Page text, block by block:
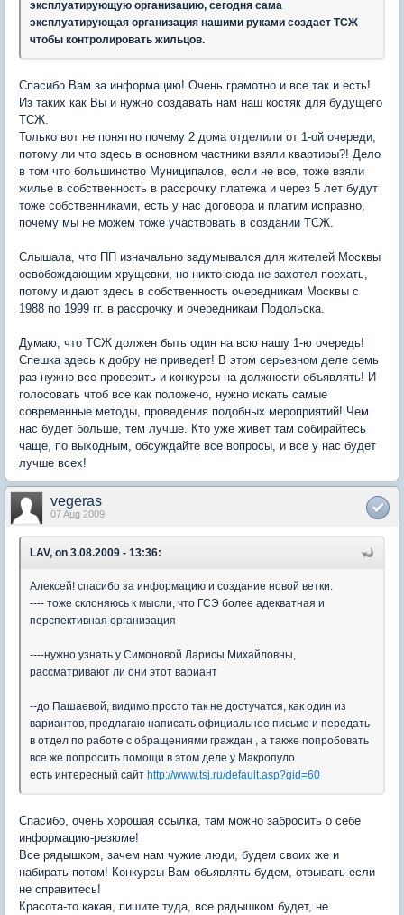
эксплуатирующую организацию, сегодня сама
эксплуатирующая организация нашими руками создает ТСЖ
чтобы контролировать жильцов.
Спасибо Вам за информацию! Очень грамотно и все так и есть!
Из таких как Вы и нужно создавать нам наш костяк для будущего
ТСЖ.
Только вот не понятно почему 2 дома отделили от 1-ой очереди,
потому ли что здесь в основном частники взяли квартиры?! Дело
в том что большинство Муниципалов, если не все, тоже взяли
жилье в собственность в рассрочку платежа и через 5 лет будут
тоже собственниками, есть у нас договора и платим исправно,
почему мы не можем тоже участвовать в создании ТСЖ.
Слышала, что ПП изначально задумывался для жителей Москвы
освобождающим хрущевки, но никто сюда не захотел поехать,
потому и дают здесь в собственность очередникам Москвы с
1988 по 1999 гг. в рассрочку и очередникам Подольска.
Думаю, что ТСЖ должен быть один на всю нашу 1-ю очередь!
Спешка здесь к добру не приведет! В этом серьезном деле семь
раз нужно все проверить и конкурсы на должности объявлять! И
голосовать чтоб все как положено, нужно искать самые
современные методы, проведения подобных мероприятий! Чем
нас будет больше, тем лучше. Кто уже живет там собирайтесь
чаще, по выходным, обсуждайте все вопросы, и все у нас будет
лучше всех!
vegeras
07 Aug 2009
LAV, on 3.08.2009 - 13:36:
Алексей! спасибо за информацию и создание новой ветки.
---- тоже склоняюсь к мысли, что ГСЭ более адекватная и
перспективная организация
----нужно узнать у Симоновой Ларисы Михайловны,
рассматривают ли они этот вариант
--до Пашаевой, видимо.просто так не достучатся, как один из
вариантов, предлагаю написать официальное письмо и передать
в отдел по работе с обращениями граждан , а также попробовать
все же попросить помощи в этом деле у Макропуло
есть интересный сайт http://www.tsj.ru/default.asp?gid=60
Спасибо, очень хорошая ссылка, там можно забросить о себе
информацию-резюме!
Все рядышком, зачем нам чужие люди, будем своих же и
набирать потом! Конкурсы Вам обьявлять будем, отзывать если
не справитесь!
Красота-то какая, пишите туда, все рядышком будет, не